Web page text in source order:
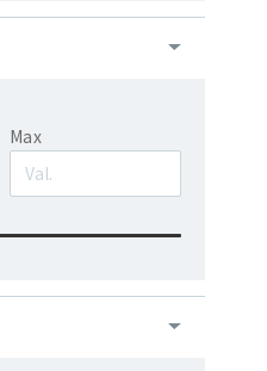
Max